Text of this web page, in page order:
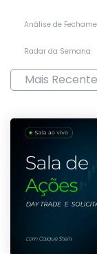
Análise de
Radar da Semana